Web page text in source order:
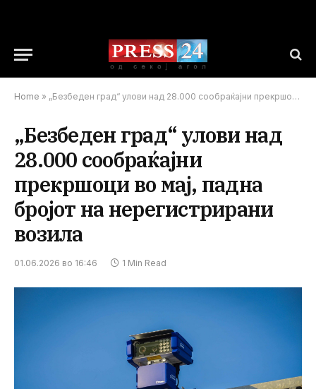
Home » „Безбеден град“ улови над 28.000 сообраќајни прекршоци во мај, падна бројот на нерегистрирани возила
„Безбеден град“ улови над
28.000 сообраќајни
прекршоци во мај, падна
бројот на нерегистрирани
возила
01.06.2026 во 16:46 1 Min Read